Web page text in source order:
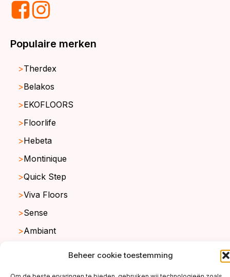
Beheer cookie toestemming
Populaire merken
Therdex
Belakos
EKOFLOORS
Floorlife
Hebeta
Montinique
Quick Step
Viva Floors
Sense
Ambiant
copyright ©2026